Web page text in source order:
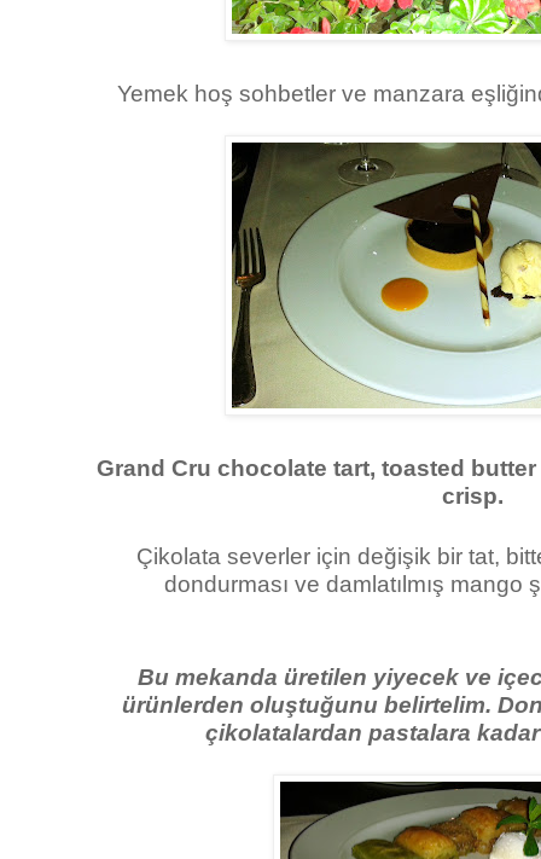
Yemek hoş sohbetler ve manzara
Grand Cru chocolate tart, toasted
crisp.
Çikolata severler için değişik bir tat,
dondurması ve damlatılmış mango
Bu mekanda üretilen yiyecek ve
ürünlerden oluştuğunu belirtelim.
çikolatalardan pastalara kadar